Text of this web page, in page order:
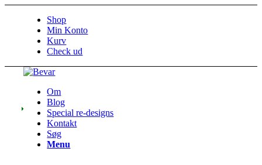
Shop
Min Konto
Kurv
Check ud
Om
Blog
Special re-designs
Kontakt
Søg
Menu